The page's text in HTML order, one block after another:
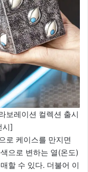
보레이션 컬렉션 출시
시]
로 케이스를 만지면
으로 변하는 열(온도)
할 수 있다. 더불어 이